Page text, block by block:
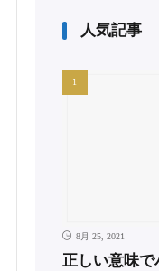
人気記事
8月 25, 2021
正しい意味